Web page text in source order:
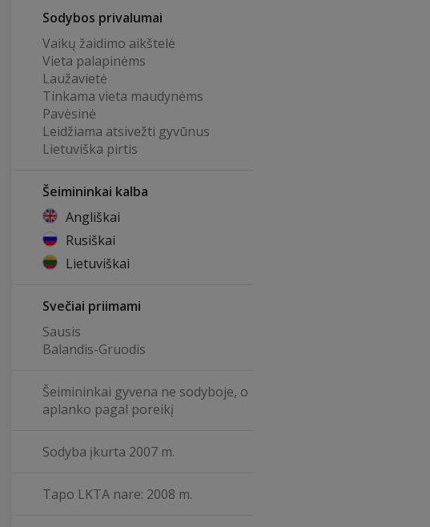
Sodybos privalumai
Vaikų žaidimo aikštelė
Vieta palapinėms
Laužavietė
Tinkama vieta maudynėms
Pavėsinė
Leidžiama atsivežti gyvūnus
Lietuviška pirtis
Šeimininkai kalba
Angliškai
Rusiškai
Lietuviškai
Svečiai priimami
Sausis
Balandis-Gruodis
Šeimininkai gyvena ne sodyboje, o
aplanko pagal poreikį
Sodyba įkurta 2007 m.
Tapo LKTA nare: 2008 m.